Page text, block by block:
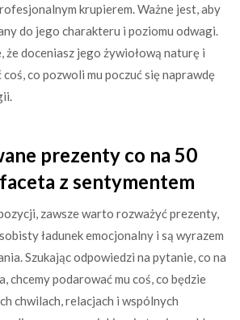
krupierem. Ważne jest, aby
do jego charakteru i poziomu odwagi.
że doceniasz jego żywiołową naturę i
co pozwoli mu poczuć się naprawdę
prezenty co na 50
z sentymentem
zawsze warto rozważyć prezenty,
ładunek emocjonalny i są wyrazem
Szukając odpowiedzi na pytanie, co na
chcemy podarować mu coś, co będzie
chwilach, relacjach i wspólnych